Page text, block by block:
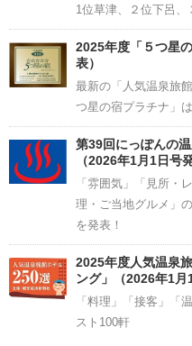
1位草津、２位下呂、
2025年度「５つ星
表）
最新の「人気温泉旅
つ星の宿プラチナ」
第39回にっぽんの
（2026年1月1日号
「雰囲気」「見所・
理・ご当地グルメ」
を発表！
2025年度人気温泉
ング」（2026年1月
「料理」「接客」「
スト100軒